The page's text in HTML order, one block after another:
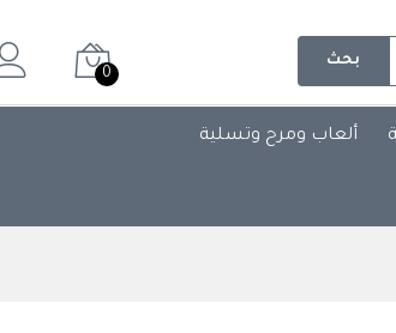
بحث
0
ألعاب ومرح وتسلية